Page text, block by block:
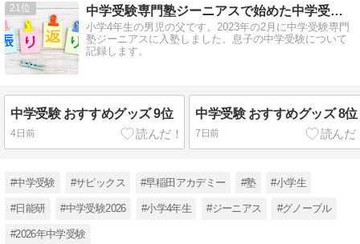
21 中学受験専門塾ジーニアスで始めた中学受験【2023年2月〜】
小学4年生の男児の父です。2023年の2月に中学受験専門
塾ジーニアスに入塾しました。息子の中学受験について
記録します。
中学受験 おすすめグッズ 9位
4日前
中学受験 おすすめグッズ 8位
7日前
#中学受験 #サピックス #早稲田アカデミー #塾 #小学生
#日能研 #中学受験2026 #小学4年生 #ジーニアス #グノーブル
#2026年中学受験